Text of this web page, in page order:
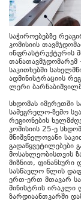
საჭიროებებზე
კომისიის
ინფრასტრუქტურის
თანათავმჯდომარემ
საკითხებში
ადმინისტრაციის
ლერი
სხდომას იმერეთში
სამეგრელო-ზემო
რეგიონების
კომისიის 25-ე
მნიშვნელოვანი
გადაწყვეტილებები
მოსახლეობისთვის
მიზნით, ფინანსური
სასწავლო წლის
ერთ-ერთ მთავარ
მინისტრის ირაკლი
ზარდიაანთკარში